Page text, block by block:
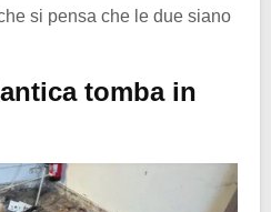
si pensa che le due siano
tomba in